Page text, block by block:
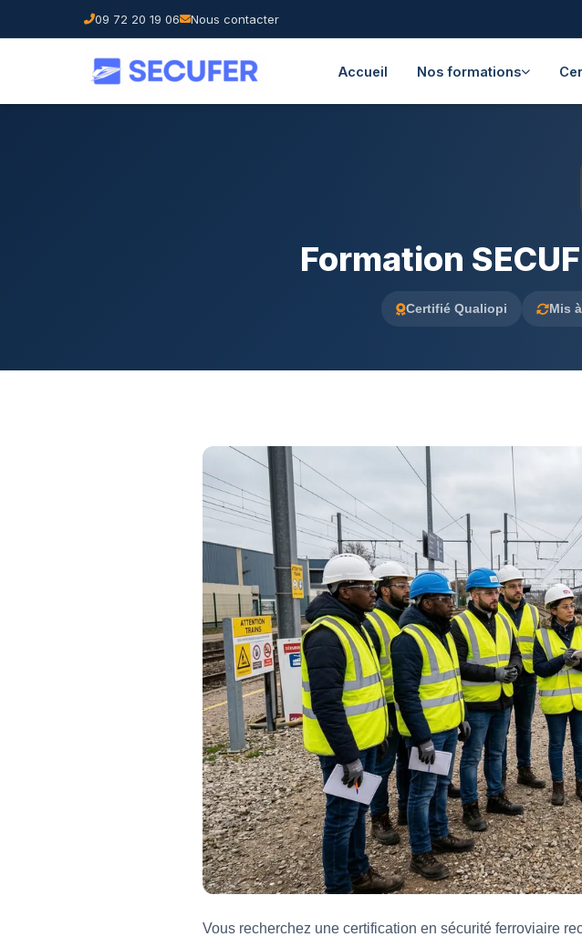
09 72 20 19 06 Nous contacter
Accueil Nos formations
Formation
Certifié Qualiopi Mis
Vous recherchez une certification en sécurité ferroviaire